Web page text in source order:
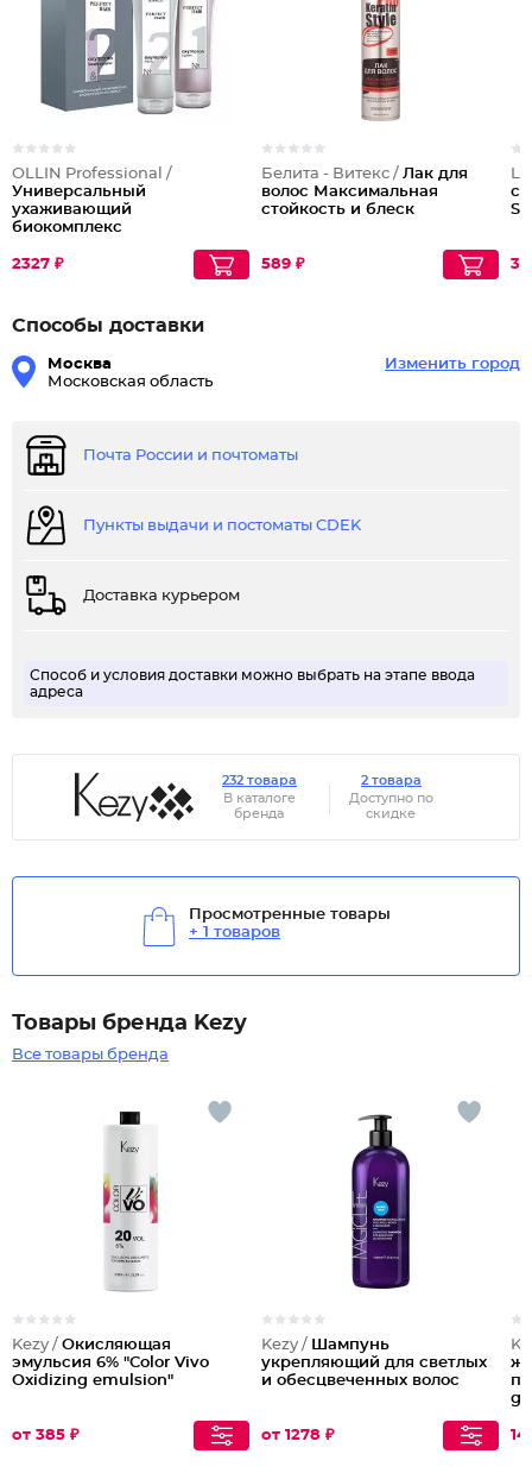
OLLIN Professional /
Универсальный
ухаживающий
биокомплекс
2327 ₽
Белита - Витекс / Лак для
волос Максимальная
стойкость и блеск
589 ₽
Способы доставки
Москва
Московская область
Изменить город
Почта России и почтоматы
Пункты выдачи и постоматы CDEK
Доставка курьером
Способ и условия доставки можно выбрать на этапе ввода
адреса
232 товара
В каталоге
бренда
2 товара
Доступно по
скидке
Просмотренные товары
+ 1 товаров
Товары бренда Kezy
Все товары бренда
Kezy / Окисляющая
эмульсия 6% "Color Vivo
Oxidizing emulsion"
от 385 ₽
Kezy / Шампунь
укрепляющий для светлых
и обесцвеченных волос
от 1278 ₽